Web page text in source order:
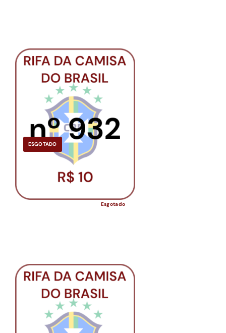
ESGOTADO
Esgotado